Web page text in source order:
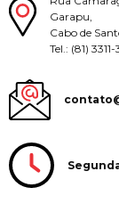
Garapu,
Cabo de
Tel.: (81)